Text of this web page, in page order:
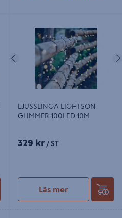
100LED 10M
Föregående
LJUSSLINGA LIGHTSON
GLIMMER 100LED 10M
329 kr / ST
Läs mer